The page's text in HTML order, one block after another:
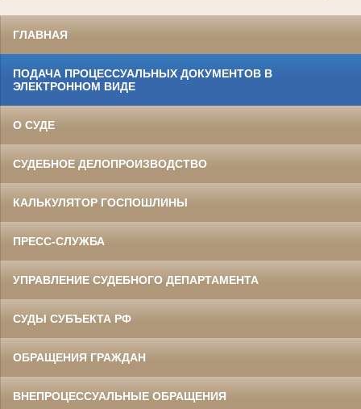
ГЛАВНАЯ
ПОДАЧА ПРОЦЕССУАЛЬНЫХ ДОКУМЕНТОВ В
ЭЛЕКТРОННОМ ВИДЕ
О СУДЕ
СУДЕБНОЕ ДЕЛОПРОИЗВОДСТВО
КАЛЬКУЛЯТОР ГОСПОШЛИНЫ
ПРЕСС-СЛУЖБА
УПРАВЛЕНИЕ СУДЕБНОГО ДЕПАРТАМЕНТА
СУДЫ СУБЪЕКТА РФ
ОБРАЩЕНИЯ ГРАЖДАН
ВНЕПРОЦЕССУАЛЬНЫЕ ОБРАЩЕНИЯ